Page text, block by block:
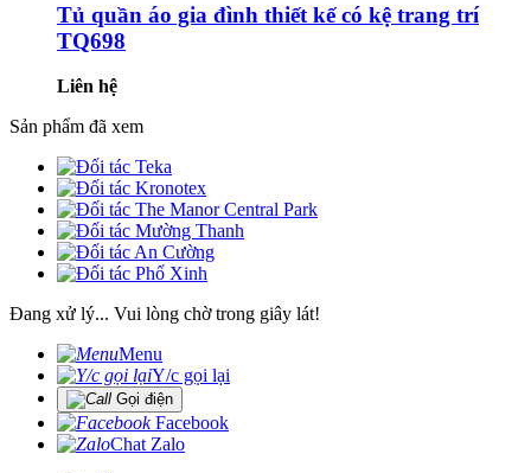
Tủ quần áo gia đình thiết kế có kệ trang trí
TQ698
Liên hệ
Sản phẩm đã xem
Đang xử lý... Vui lòng chờ trong giây lát!
Menu
Y/c gọi lại
Gọi điện
Facebook
Chat Zalo